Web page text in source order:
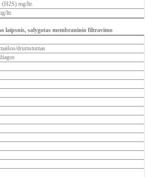
(H2S) mg/ltr.
ltr.
laipsnis, salygotas membraninio filtravimo
drumstumas